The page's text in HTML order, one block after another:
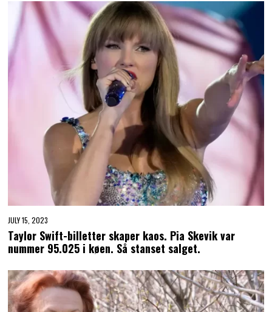
JULY 15, 2023
Taylor Swift-billetter skaper kaos. Pia Skevik var
nummer 95.025 i køen. Så stanset salget.